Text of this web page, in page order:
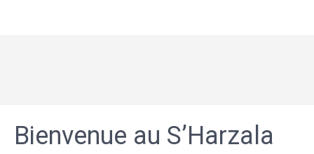
Bienvenue au S’Harzala